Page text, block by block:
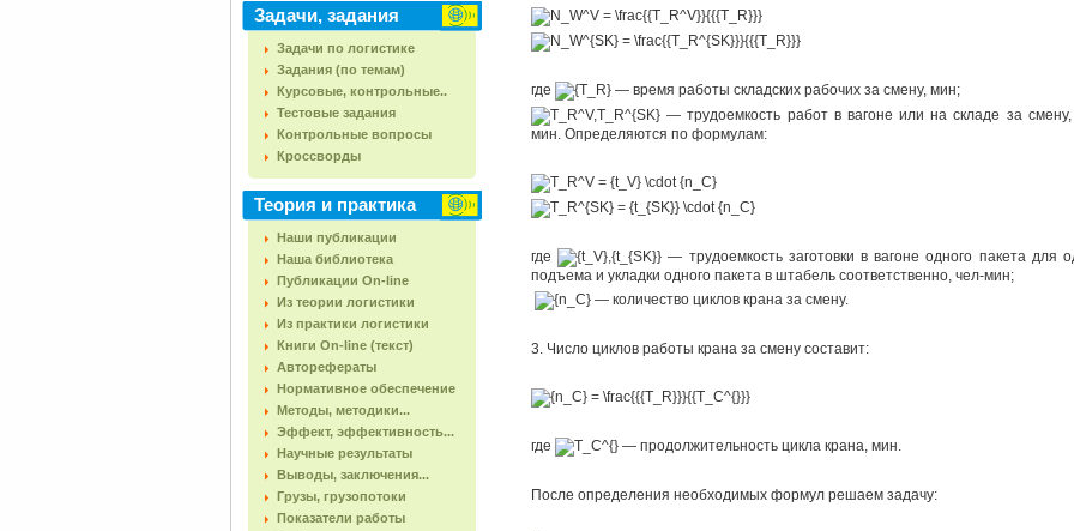
Задачи, задания
Задачи по логистике
Задания (по темам)
Курсовые, контрольные..
Тестовые задания
Контрольные вопросы
Кроссворды
Теория и практика
Наши публикации
Наша библиотека
Публикации On-line
Из теории логистики
Из практики логистики
Книги On-line (текст)
Авторефераты
Нормативное обеспечение
Методы, методики...
Эффект, эффективность...
Научные результаты
Выводы, заключения...
Грузы, грузопотоки
Показатели работы
где
— время работы складских рабочих за смену, мин;
— трудоемкость работ в вагоне или на складе за
мин. Определяются по формулам:
где
— трудоемкость заготовки в вагоне одного пакета для
подъема и укладки одного пакета в штабель соответственно, чел-мин;
— количество циклов крана за смену.
3. Число циклов работы крана за смену составит:
где — продолжительность цикла крана, мин.
После определения необходимых формул решаем задачу: